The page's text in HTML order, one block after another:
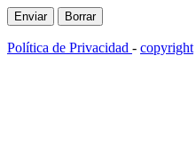
Política de Privacidad - copyright